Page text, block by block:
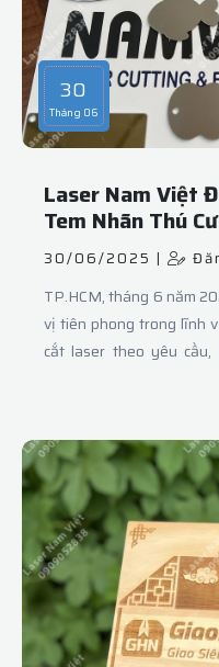
thời trang, tiệm cưới hỏi. ..
30
Tháng 06
Laser Nam Việt
Tem Nhãn Thú
Laser Hiện Đại
30/06/2025 |
TP.HCM, tháng 6 năm
vị tiên phong trong lĩnh
cắt laser theo yêu
quan trọng trong việc
được tầm quan trọng
thống máy khắc laser
xác thông tin lên các
acrylic với độ bền vượt
nhân hóa sản phẩm,
tin của thú cưng như
dàng tìm lại khi lạc